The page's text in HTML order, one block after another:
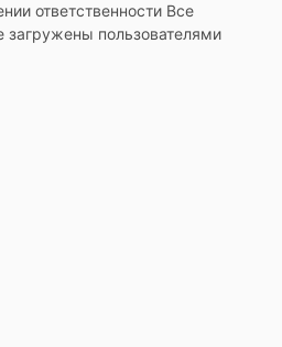
ответственности Все
загружены пользователями